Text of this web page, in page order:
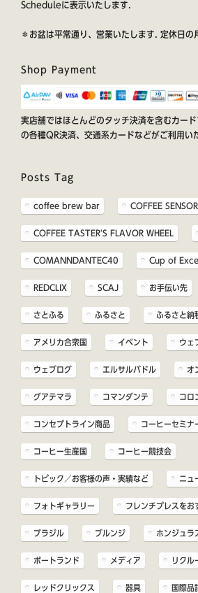
Scheduleに表示いたします.
＊お盆は平常通り、営業いたします. 定休日の
Shop Payment
実店舗ではほとんどのタッチ決済を含むカー
の各種QR決済、交通系カードなどがご利用い
Posts Tag
coffee brew bar COFFEE
COFFEE TASTER'S FLAVOR WHEEL
COMANNDANTEC40 Cup of
REDCLIX SCAJ お手伝い先
さとふる ふるさと ふるさと納
アメリカ合衆国 イベント ウェ
ウェブログ エルサルバドル オ
グアテマラ コマンダンテ コロ
コンセプトライン商品 コーヒーセミナ
コーヒー生産国 コーヒー競技会
トピック／お客様の声・実績など ニュ
フォトギャラリー フレンチプレスをお
ブラジル ブルンジ ホンジュラ
ポートランド メディア リクル
レッドクリックス 器具 国際品